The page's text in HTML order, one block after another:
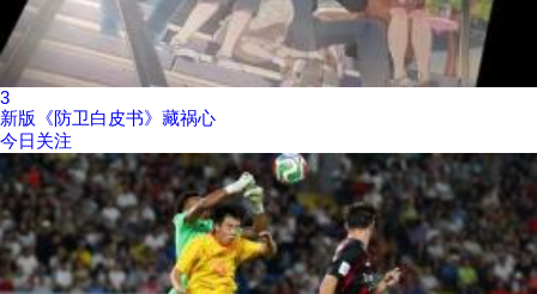
3
新版《防卫白皮书》藏祸心
今日关注